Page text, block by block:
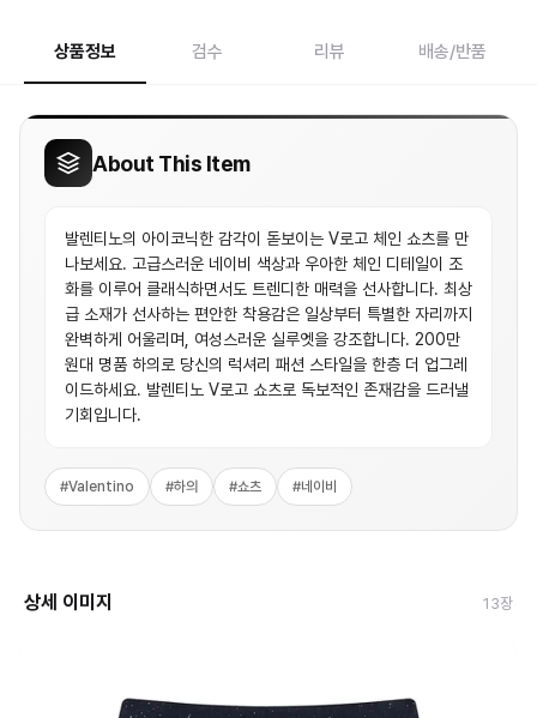
상품정보 검수 리뷰 배송/반품
About This Item
발렌티노의 아이코닉한 감각이 돋보이는 V로고 체인 쇼츠를 만
나보세요. 고급스러운 네이비 색상과 우아한 체인 디테일이 조
화를 이루어 클래식하면서도 트렌디한 매력을 선사합니다. 최상
급 소재가 선사하는 편안한 착용감은 일상부터 특별한 자리까지
완벽하게 어울리며, 여성스러운 실루엣을 강조합니다. 200만
원대 명품 하의로 당신의 럭셔리 패션 스타일을 한층 더 업그레
이드하세요. 발렌티노 V로고 쇼츠로 독보적인 존재감을 드러낼
기회입니다.
#Valentino #하의 #쇼츠 #네이비
상세 이미지 13장